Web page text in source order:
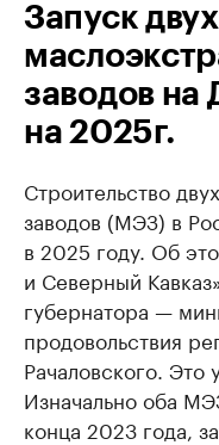
Запуск двух
заводов на
на 2025г.
Строительство
заводов (МЭЗ) в
в 2025 году. Об
и Северный
губернатора —
продовольствия
Рачаловского. Это
Изначально оба
конца 2023 года,